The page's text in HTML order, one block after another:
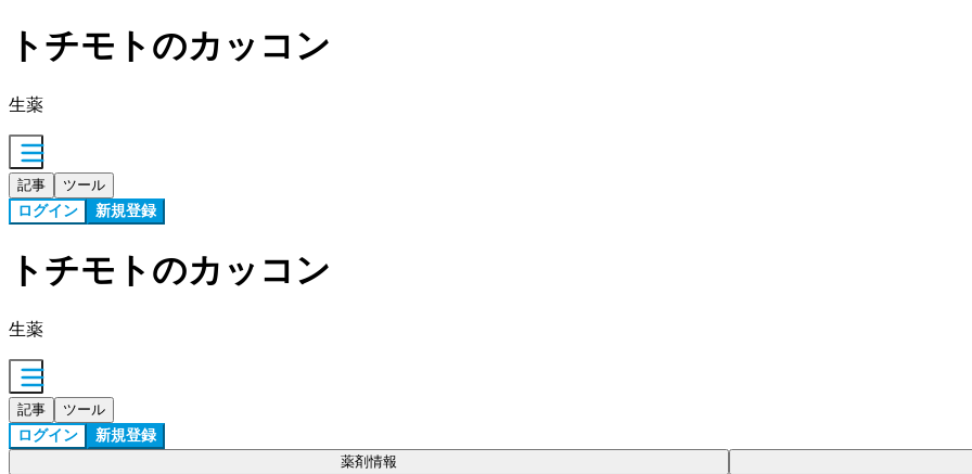
トチモトのカッコン
生薬
記事 ツール
ログイン 新規登録
トチモトのカッコン
生薬
記事 ツール
ログイン 新規登録
薬剤情報